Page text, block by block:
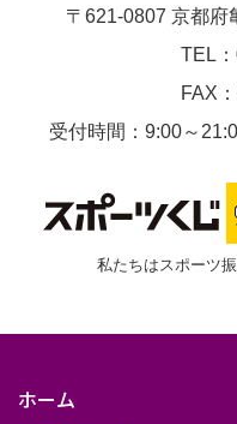
〒621-0807 京都府
TEL
FAX
受付時間：9:00～
私たちはスポーツ
ホーム